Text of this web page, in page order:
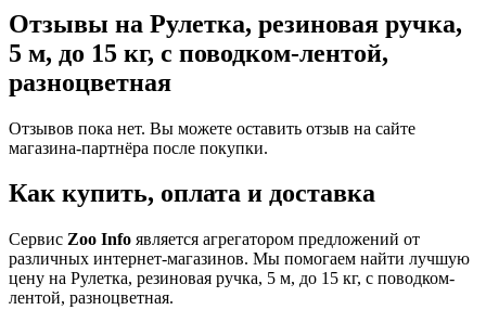
Отзывы на Рулетка, резиновая ручка,
5 м, до 15 кг, с поводком-лентой,
разноцветная
Отзывов пока нет. Вы можете оставить отзыв на сайте
магазина-партнёра после покупки.
Как купить, оплата и доставка
Сервис Zoo Info является агрегатором предложений от
различных интернет-магазинов. Мы помогаем найти лучшую
цену на Рулетка, резиновая ручка, 5 м, до 15 кг, с поводком-
лентой, разноцветная.